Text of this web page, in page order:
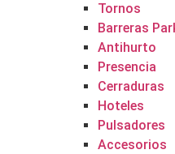
Tornos
Barreras
Antihurto
Presencia
Cerraduras
Hoteles
Pulsadores
Accesorios